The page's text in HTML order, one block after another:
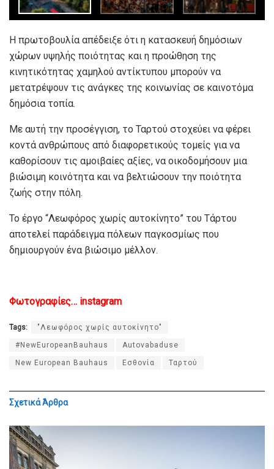
Η πρωτοβουλία απέδειξε ότι η κατασκευή δημόσιων
χώρων υψηλής ποιότητας και η προώθηση της
κινητικότητας χαμηλού αντίκτυπου μπορούν να
μετατρέψουν τις ανάγκες της κοινωνίας σε καινοτόμα
δημόσια τοπία.
Με αυτή την προσέγγιση, το Ταρτού στοχεύει να φέρει
κοντά ανθρώπους από διαφορετικούς τομείς για να
καθορίσουν τις αμοιβαίες αξίες, να οικοδομήσουν μια
βιώσιμη κοινότητα και να βελτιώσουν την ποιότητα
ζωής στην πόλη.
Το έργο “Λεωφόρος χωρίς αυτοκίνητο” του Τάρτου
αποτελεί παράδειγμα πόλεων παγκοσμίως που
δημιουργούν ένα βιώσιμο μέλλον.
Φωτογραφίες… instagram
Tags: "Λεωφόρος χωρίς αυτοκίνητο"
#NewEuropeanBauhaus Autovabaduse
New European Bauhaus Εσθονία Ταρτού
ΣχετικάΆρθρα